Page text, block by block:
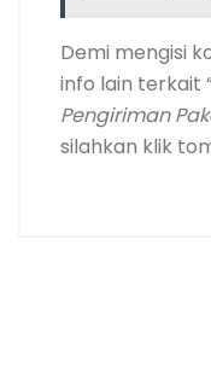
Demi mengisi
info lain terkait
Pengiriman
silahkan klik